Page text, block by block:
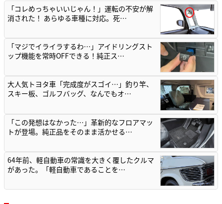
「コレめっちゃいいじゃん！」運転の不安が解
消された！ あらゆる車種に対応。死…
「マジでイライラするわ…」アイドリングスト
ップ機能を常時OFFできる！純正ス…
大人気トヨタ車「完成度がスゴイ…」釣り竿、
スキー板、ゴルフバッグ、なんでもオ…
「この発想はなかった…」革新的なフロアマッ
トが登場。純正品をそのまま活かせる…
64年前、軽自動車の常識を大きく覆したクルマ
があった。「軽自動車であることを…